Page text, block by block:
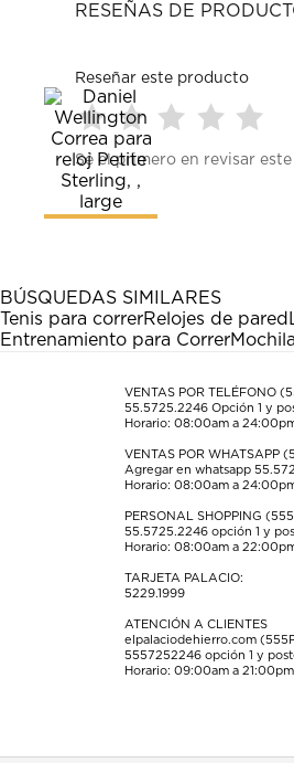
RESEÑAS DE
Reseñar este producto
Seleccionar
para
calificar
el
estrella
Esta
acción
abrirá
formulario
Seleccionar
para
calificar
el
estrellas.
Esta
acción
abrirá
formulario
de
para
estrellas.
Esta
acción
abrirá
formulario
de
para
estrellas.
Esta
acción
abrirá
formulario
de
para
acción
abrirá
de
envío.
Sé el primero en revisar
BÚSQUEDAS SIMILARES
Tenis para correrRelojes de pared
Entrenamiento para Correr
VENTAS POR TELÉFONO
55.5725.2246 Opción 1 y
Horario: 08:00am a
VENTAS POR WHATSAPP
Agregar en whatsapp
Horario: 08:00am a
PERSONAL SHOPPING
55.5725.2246 opción 1 y
Horario: 08:00am a
TARJETA PALACIO:
5229.1999
ATENCIÓN A CLIENTES
elpalaciodehierro.com
5557252246 opción 1 y
Horario: 09:00am a 21:00pm